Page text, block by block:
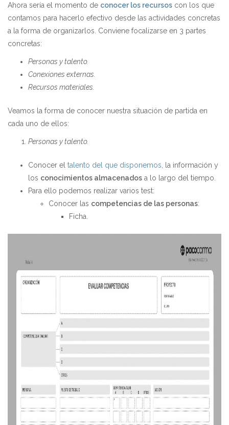
Ahora sería el momento de conocer los recursos con los que
contamos para hacerlo efectivo desde las actividades concretas
a la forma de organizarlos. Conviene focalizarse en 3 partes
concretas:
Personas y talento.
Conexiones externas.
Recursos materiales.
Veamos la forma de conocer nuestra situación de partida en
cada uno de ellos:
Personas y talento.
Conocer el talento del que disponemos , la información y
los conocimientos almacenados a lo largo del tiempo.
Para ello podemos realizar varios test:
Conocer las competencias de las personas:
Ficha.